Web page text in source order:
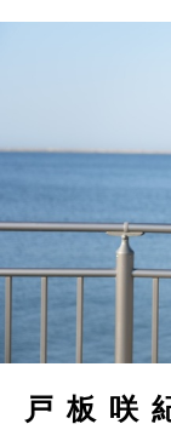
戸板咲